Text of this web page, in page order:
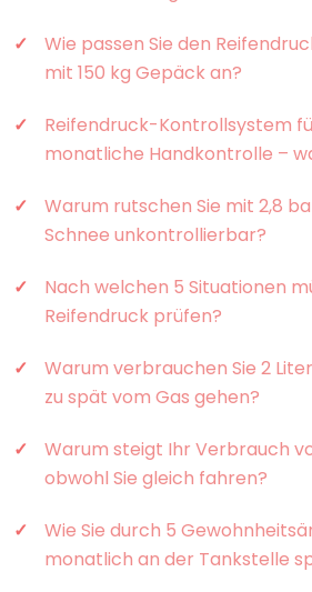
Wie passen Sie den
mit 150 kg Gepäck an?
Reifendruck-Kontrollsystem
monatliche Handkontrolle –
Warum rutschen Sie mit 2,8
Schnee unkontrollierbar?
Nach welchen 5 Situationen
Reifendruck prüfen?
Warum verbrauchen Sie 2
zu spät vom Gas gehen?
Warum steigt Ihr Verbrauch
obwohl Sie gleich fahren?
Wie Sie durch 5
monatlich an der Tankstelle